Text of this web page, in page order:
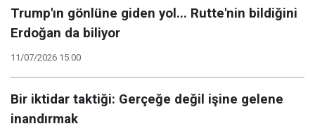
Trump'ın gönlüne giden yol... Rutte'nin bildiğini
Erdoğan da biliyor
11/07/2026 15:00
Bir iktidar taktiği: Gerçeğe değil işine gelene
inandırmak